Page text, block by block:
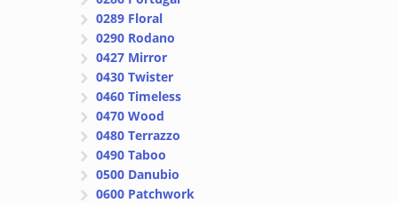
0289 Floral
0290 Rodano
0427 Mirror
0430 Twister
0460 Timeless
0470 Wood
0480 Terrazzo
0490 Taboo
0500 Danubio
0600 Patchwork